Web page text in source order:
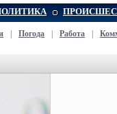
Погода Работа